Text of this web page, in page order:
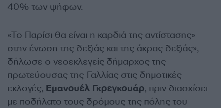
40% των ψήφων.
«Το Παρίσι θα είναι η καρδιά της αντίστασης»
στην ένωση της δεξιάς και της άκρας δεξιάς»,
δήλωσε ο νεοεκλεγείς δήμαρχος της
πρωτεύουσας της Γαλλίας στις δημοτικές
εκλογές, Εμανουέλ Γκρεγκουάρ, πριν διασχίσει
με ποδήλατο τους δρόμους της πόλης του